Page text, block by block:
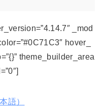
_mod
hover_
theme_builder_area
語）